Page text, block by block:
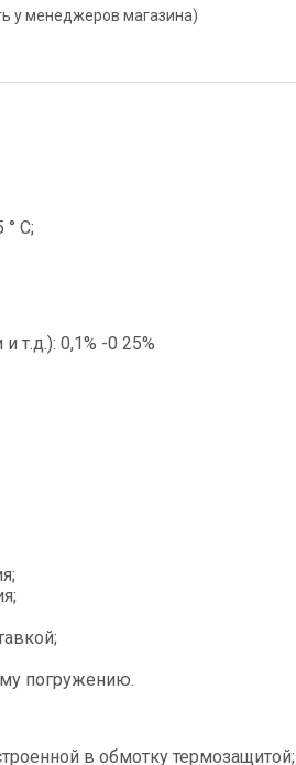
у менеджеров магазина)
C;
т.д.): 0,1% -0 25%
погружению.
в обмотку термозащитой;